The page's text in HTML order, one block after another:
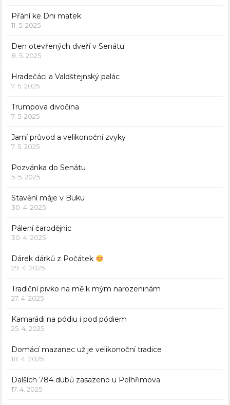
Přání ke Dni matek
11. 5. 2025
Den otevřených dveří v Senátu
8. 5. 2025
Hradečáci a Valdštejnský palác
7. 5. 2025
Trumpova divočina
7. 5. 2025
Jarní průvod a velikonoční zvyky
7. 5. 2025
Pozvánka do Senátu
5. 5. 2025
Stavění máje v Buku
30. 4. 2025
Pálení čarodějnic
30. 4. 2025
Dárek dárků z Počátek
29. 4. 2025
Tradiční pivko na mě k mým narozeninám
27. 4. 2025
Kamarádi na pódiu i pod pódiem
25. 4. 2025
Domácí mazanec už je velikonoční tradice
18. 4. 2025
Dalších 784 dubů zasazeno u Pelhřimova
17. 4. 2025